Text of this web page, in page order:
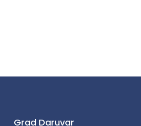
Grad Daruvar